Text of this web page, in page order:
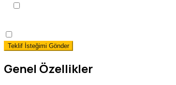
Genel Özellikler